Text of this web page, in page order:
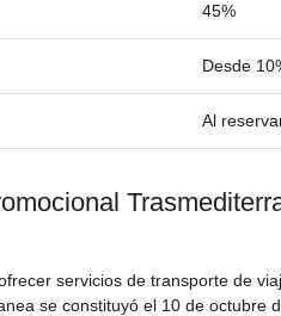
45%
Desde
Al
servicios de transporte de
se constituyó el 10 de octubre